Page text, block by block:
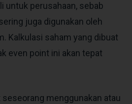
untuk perusahaan, sebab
juga digunakan oleh
Kalkulasi saham yang dibuat
even point ini akan tepat
menggunakan atau